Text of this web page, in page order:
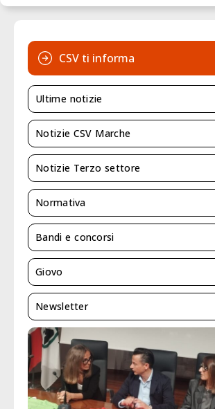
CSV ti informa
Ultime notizie
Notizie CSV Marche
Notizie Terzo settore
Normativa
Bandi e concorsi
Giovo
Newsletter